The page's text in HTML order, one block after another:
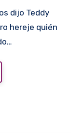
hereje quién